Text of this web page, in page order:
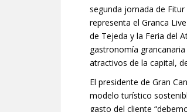
segunda jornada de
representa el Granca
de Tejeda y la Feria del
gastronomía
atractivos de la capital,
El presidente de Gran
modelo turístico
gasto del cliente